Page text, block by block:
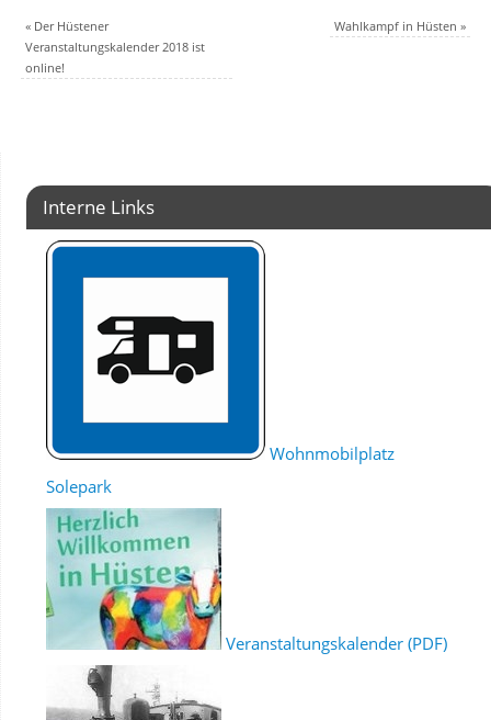
«Der Hüstener
Veranstaltungskalender 2018 ist
online!
Wahlkampf in Hüsten»
Interne Links
Wohnmobilplatz
Solepark
Veranstaltungskalender (PDF)